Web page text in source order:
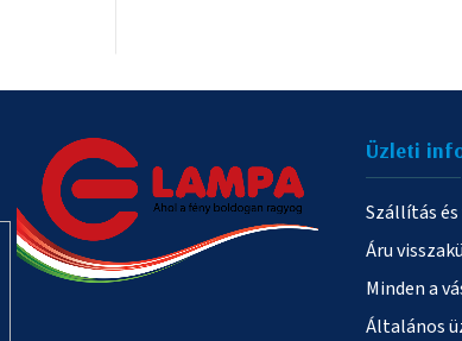
Üzleti
Szállítás
Áru
Minden a
Általános